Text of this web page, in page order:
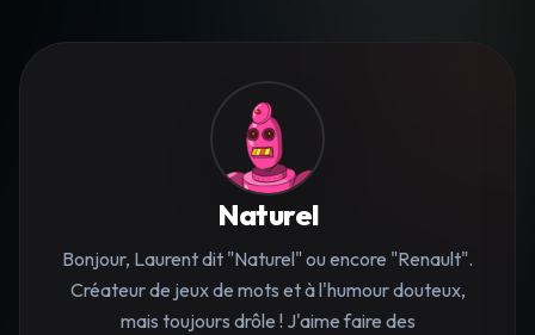
Naturel
Bonjour, Laurent dit "Naturel" ou encore "Renault".
Créateur de jeux de mots et à l'humour douteux,
mais toujours drôle ! J'aime faire des